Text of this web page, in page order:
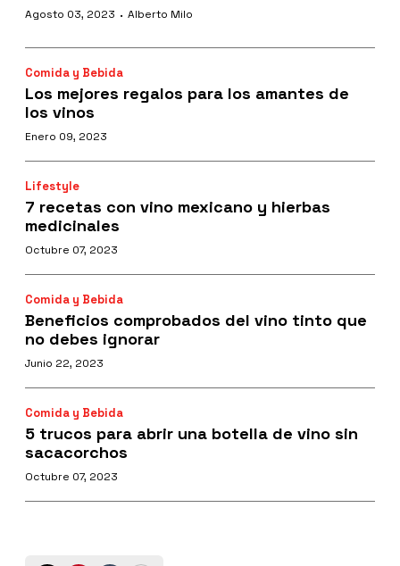
Agosto 03, 2023 · Alberto Milo
Comida y Bebida
Los mejores regalos para los amantes de
los vinos
Enero 09, 2023
Lifestyle
7 recetas con vino mexicano y hierbas
medicinales
Octubre 07, 2023
Comida y Bebida
Beneficios comprobados del vino tinto que
no debes ignorar
Junio 22, 2023
Comida y Bebida
5 trucos para abrir una botella de vino sin
sacacorchos
Octubre 07, 2023